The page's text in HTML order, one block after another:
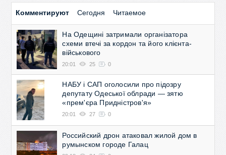
Комментируют Сегодня Читаемое
На Одещині затримали організатора
схеми втечі за кордон та його клієнта-
військового
20:01 25 0
НАБУ і САП оголосили про підозру
депутату Одеської облради — зятю
«прем'єра Придністров'я»
20:01 27 0
Российский дрон атаковал жилой дом в
румынском городе Галац